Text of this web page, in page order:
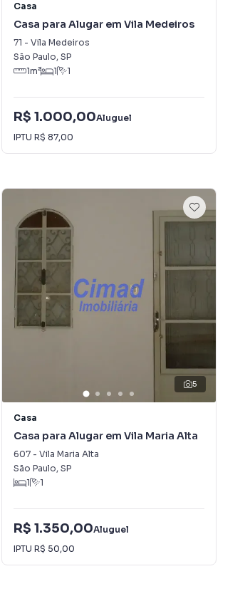
Casa
Casa para Alugar em Vila Medeiros
71 - Vila Medeiros
São Paulo, SP
1m² 1 1
R$ 1.000,00Aluguel
IPTU R$ 87,00
5
Casa
Casa para Alugar em Vila Maria Alta
607- Vila Maria Alta
São Paulo, SP
1
1
R$ 1.350,00Aluguel
IPTU R$ 50,00